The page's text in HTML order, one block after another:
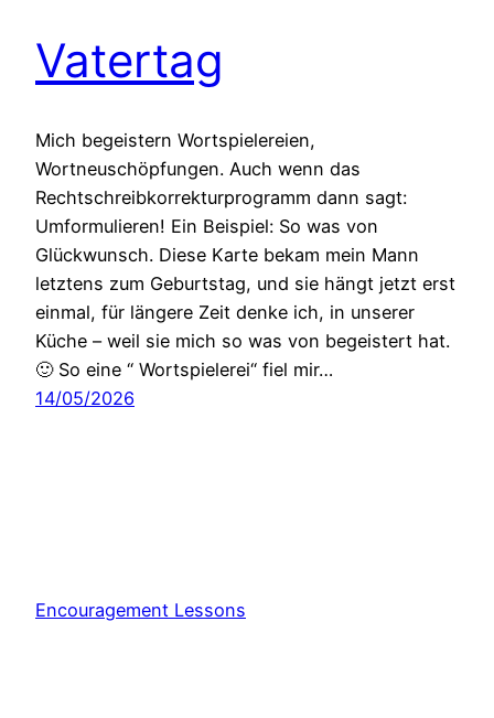
Vatertag
Mich begeistern Wortspielereien,
Wortneuschöpfungen. Auch wenn das
Rechtschreibkorrekturprogramm dann sagt:
Umformulieren! Ein Beispiel: So was von
Glückwunsch. Diese Karte bekam mein Mann
letztens zum Geburtstag, und sie hängt jetzt erst
einmal, für längere Zeit denke ich, in unserer
Küche – weil sie mich so was von begeistert hat.
🙂 So eine “ Wortspielerei“ fiel mir…
14/05/2026
Encouragement Lessons